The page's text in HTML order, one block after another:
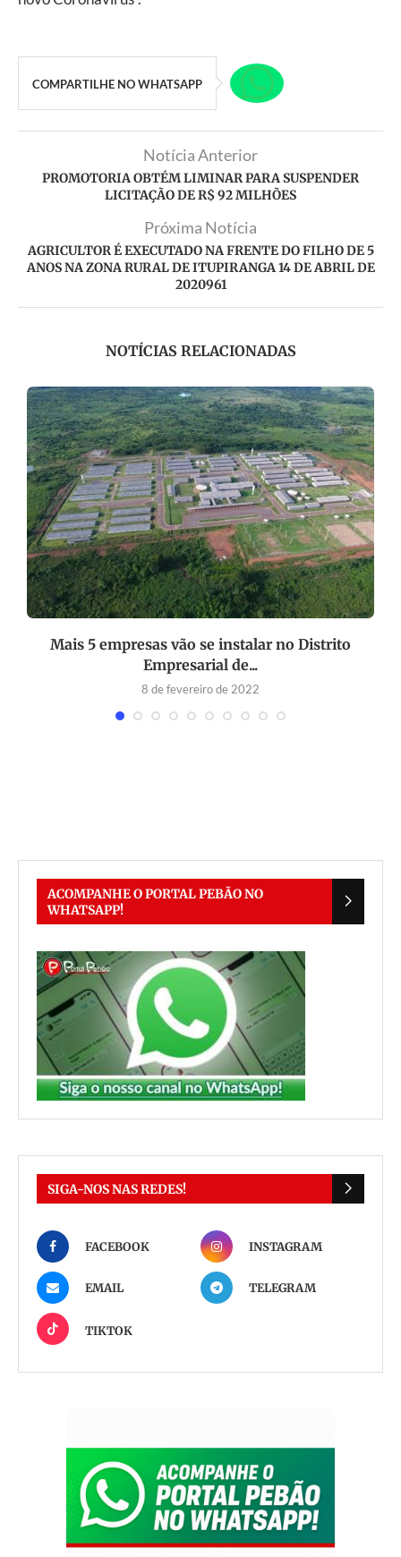
COMPARTILHE NO WHATSAPP
Notícia Anterior
PROMOTORIA OBTÉM LIMINAR PARA SUSPENDER
LICITAÇÃO DE R$ 92 MILHÕES
Próxima Notícia
AGRICULTOR É EXECUTADO NA FRENTE DO FILHO DE 5
ANOS NA ZONA RURAL DE ITUPIRANGA 14 DE ABRIL DE
2020961
NOTÍCIAS RELACIONADAS
Mais 5 empresas vão se instalar no Distrito
Empresarial de...
8 de fevereiro de 2022
ACOMPANHE O PORTAL PEBÃO NO
WHATSAPP!
SIGA-NOS NAS REDES!
FACEBOOK INSTAGRAM
EMAIL TELEGRAM
TIKTOK